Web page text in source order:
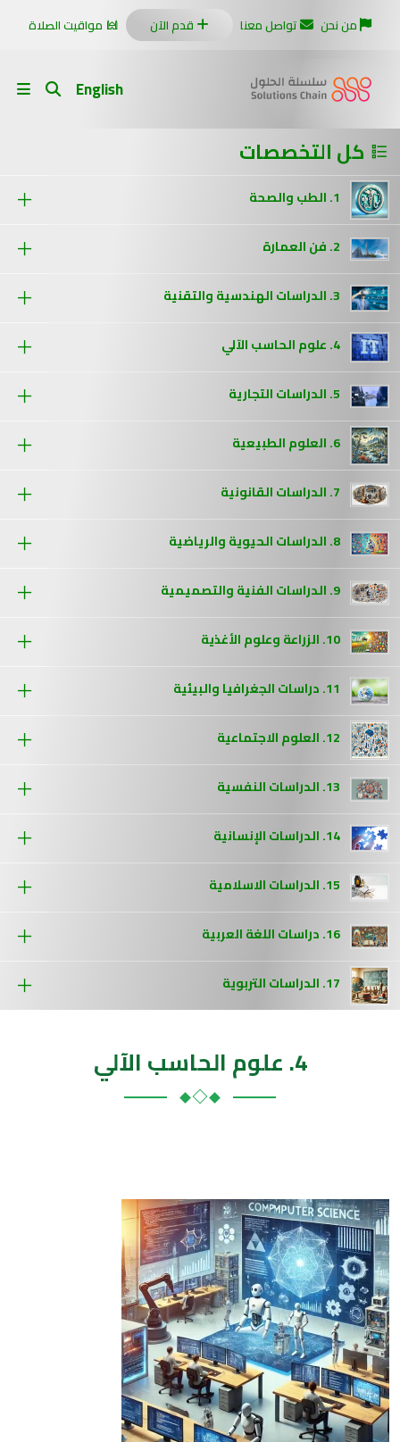
من نحن تواصل معنا قدم الآن مواقيت الصلاة
English
كل التخصصات
1. الطب والصحة
2. فن العمارة
3. الدراسات الهندسية والتقنية
4. علوم الحاسب الآلي
5. الدراسات التجارية
6. العلوم الطبيعية
7. الدراسات القانونية
8. الدراسات الحيوية والرياضية
9. الدراسات الفنية والتصميمية
10. الزراعة وعلوم الأغذية
11. دراسات الجغرافيا والبيئية
12. العلوم الاجتماعية
13. الدراسات النفسية
14. الدراسات الإنسانية
15. الدراسات الاسلامية
16. دراسات اللغة العربية
17. الدراسات التربوية
4. علوم الحاسب الآلي